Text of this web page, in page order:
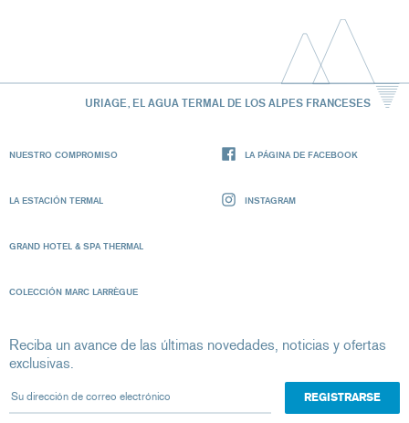
URIAGE, EL AGUA TERMAL DE LOS ALPES FRANCESES
NUESTRO COMPROMISO
LA ESTACIÓN TERMAL
GRAND HOTEL & SPA THERMAL
COLECCIÓN MARC LARRÈGUE
LA PÁGINA DE FACEBOOK
INSTAGRAM
Reciba un avance de las últimas novedades, noticias y ofertas
exclusivas.
Su dirección de correo electrónico